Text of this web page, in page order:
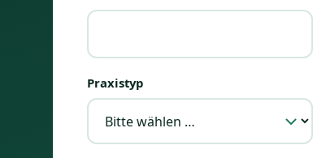
Praxistyp